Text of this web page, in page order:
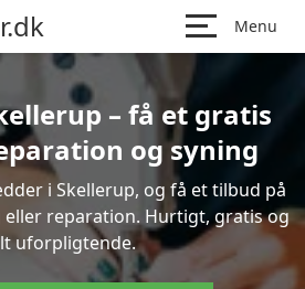
Menu
– få et gratis
og syning
i Skellerup, og få et tilbud på
reparation. Hurtigt, gratis og
uforpligtende.